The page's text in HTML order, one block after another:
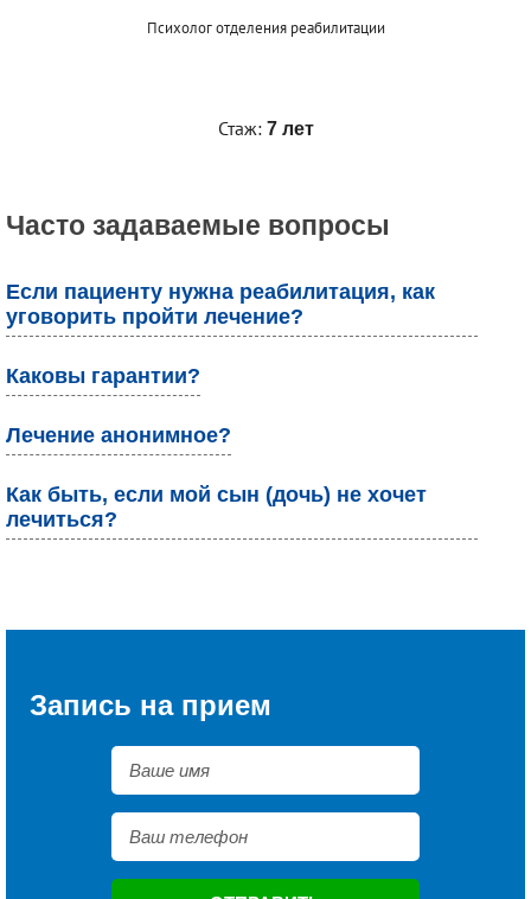
Психолог отделения реабилитации
Стаж: 7 лет
Часто задаваемые вопросы
Если пациенту нужна реабилитация, как
уговорить пройти лечение?
Каковы гарантии?
Лечение анонимное?
Как быть, если мой сын (дочь) не хочет
лечиться?
Запись на прием